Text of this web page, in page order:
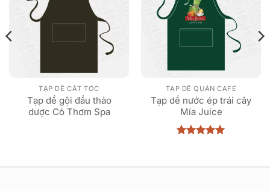
TẠP DỀ CẮT TÓC
Tạp dề gội đầu thảo
dược Cỏ Thơm Spa
TẠP DỀ QUÁN CAFE
Tạp dề nước ép trái cây
Mía Juice